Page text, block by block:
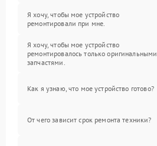
Я хочу, чтобы мое устройство
ремонтировали при мне.
Я хочу, чтобы мое устройство
ремонтировалось только оригинальными
запчастями.
Как я узнаю, что мое устройство готово?
От чего зависит срок ремонта техники?